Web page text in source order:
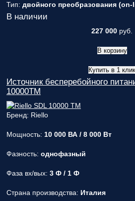
Тип: двойного преобразования (on-
В наличии
227 000 руб.
В корзину
Купить в 1 клик
Источник бесперебойного
10000TM
Бренд: Riello
Мощность: 10 000 ВА / 8 000 Вт
Фазность: однофазный
Фаза вх/вых: 3 Ф / 1 Ф
Страна производства: Италия